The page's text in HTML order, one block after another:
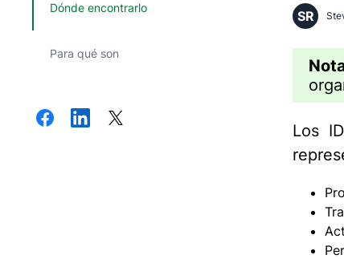
Dónde encontrarlo
Para qué son
SR
Los